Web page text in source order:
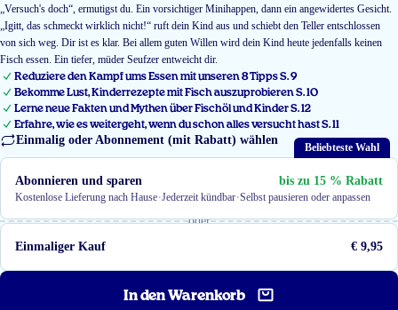
„Versuch's doch“, ermutigst du. Ein vorsichtiger Minihappen, dann ein angewidertes Gesicht.
„Igitt, das schmeckt wirklich nicht!“ ruft dein Kind aus und schiebt den Teller entschlossen
von sich weg. Dir ist es klar. Bei allem guten Willen wird dein Kind heute jedenfalls keinen
Fisch essen. Ein tiefer, müder Seufzer entweicht dir.
Reduziere den Kampf ums Essen mit unseren 8 Tipps S. 9
Bekomme Lust, Kinderrezepte mit Fisch auszuprobieren S. 10
Lerne neue Fakten und Mythen über Fischöl und Kinder S. 12
Erfahre, wie es weitergeht, wenn du schon alles versucht hast S. 11
Einmalig oder Abonnement (mit Rabatt) wählen
Beliebteste Wahl
Abonnieren und sparen bis zu 15 % Rabatt
Kostenlose Lieferung nach Hause·Jederzeit kündbar·Selbst pausieren oder anpassen
oder
Einmaliger Kauf
€ 9,95
In den Warenkorb